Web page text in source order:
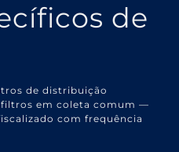
de
de distribuição
filtros em coleta comum —
com frequência